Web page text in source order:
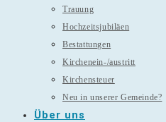
Trauung
Hochzeitsjubiläen
Bestattungen
Kirchenein-/austritt
Kirchensteuer
Neu in unserer Gemeinde?
Über uns